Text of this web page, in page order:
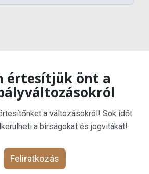
értesítjük önt a
a változásokról! Sok időt
a bírságokat és jogvitákat!
Feliratkozás